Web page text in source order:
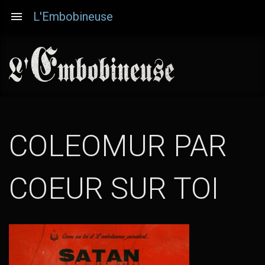
principal
L'Embobineuse
COLEOMUR PAR
COEUR SUR TOI